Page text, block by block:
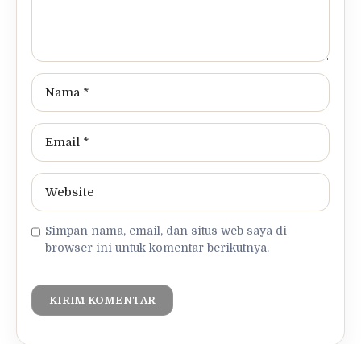
Simpan nama, email, dan situs web saya di
browser ini untuk komentar berikutnya.